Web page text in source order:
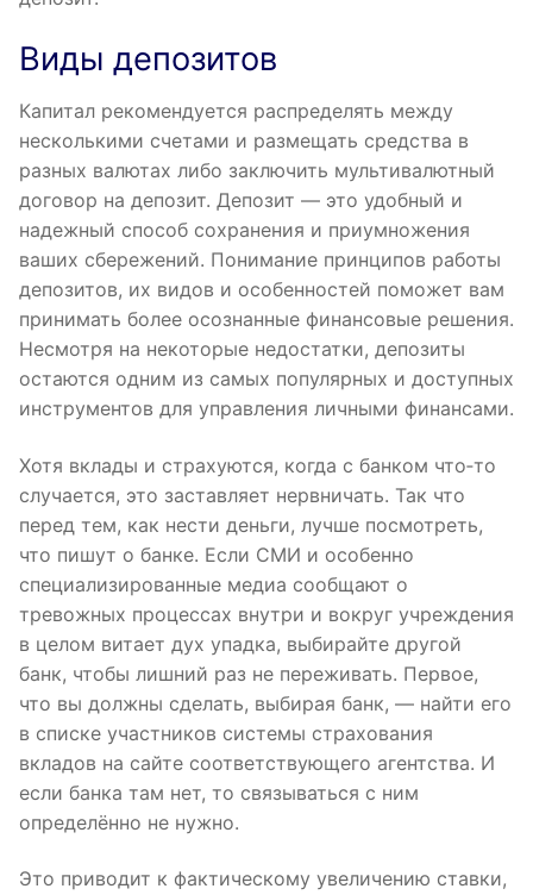
Виды депозитов
Капитал рекомендуется распределять между
несколькими счетами и размещать средства в
разных валютах либо заключить мультивалютный
договор на депозит. Депозит — это удобный и
надежный способ сохранения и приумножения
ваших сбережений. Понимание принципов работы
депозитов, их видов и особенностей поможет вам
принимать более осознанные финансовые решения.
Несмотря на некоторые недостатки, депозиты
остаются одним из самых популярных и доступных
инструментов для управления личными финансами.
Хотя вклады и страхуются, когда с банком что‑то
случается, это заставляет нервничать. Так что
перед тем, как нести деньги, лучше посмотреть,
что пишут о банке. Если СМИ и особенно
специализированные медиа сообщают о
тревожных процессах внутри и вокруг учреждения
в целом витает дух упадка, выбирайте другой
банк, чтобы лишний раз не переживать. Первое,
что вы должны сделать, выбирая банк, — найти его
в списке участников системы страхования
вкладов на сайте соответствующего агентства. И
если банка там нет, то связываться с ним
определённо не нужно.
Это приводит к фактическому увеличению ставки,